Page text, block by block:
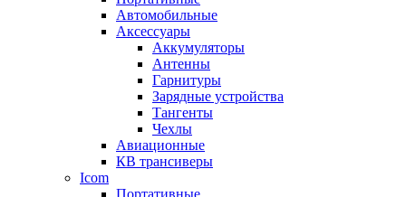
Автомобильные
Аксессуары
Аккумуляторы
Антенны
Гарнитуры
Зарядные устройства
Тангенты
Чехлы
Авиационные
КВ трансиверы
Icom
Портативные